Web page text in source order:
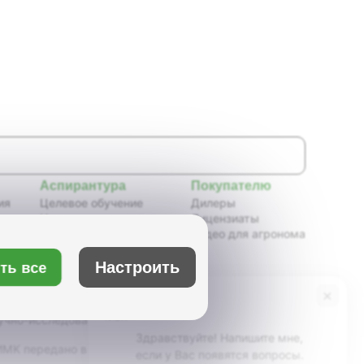
Здравствуйте! Напишите мне,
Аспирантура
Целевое обучение
Новости аспирантуры
Портфолио аспирантов
Расписание
Учебно-методическое
обеспечение
Покупателю
Дилеры
Лицензиаты
Видео для агронома
исследовательский институт масличных
все Настроить